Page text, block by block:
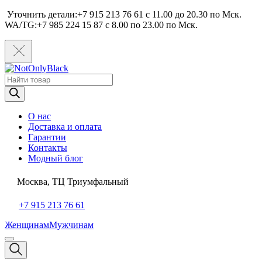
Уточнить детали:+7 915 213 76 61 c 11.00 до 20.30 по Мcк.
WA/TG:+7 985 224 15 87 c 8.00 по 23.00 по Мcк.
Поиск
товаров
О нас
Доставка и оплата
Гарантии
Контакты
Модный блог
Москва, ТЦ Триумфальный
+7 915 213 76 61
ЖенщинамМужчинам